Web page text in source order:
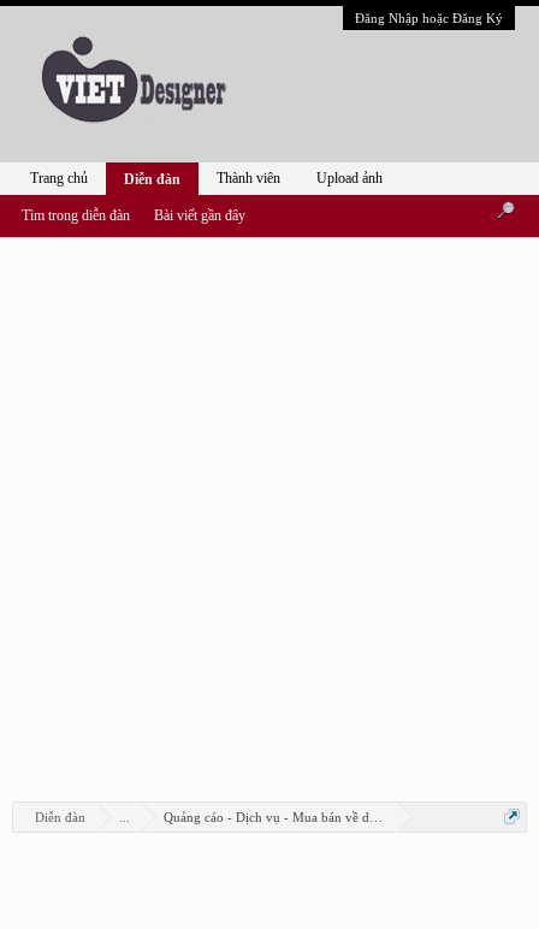
Đăng Nhập hoặc Đăng Ký
Diễn đàn Quảng cáo - Dịch vụ - Mua bán về design
Trang chủ Diễn đàn
Tìm trong diễn đàn Bài viết gần đây
Thành viên Upload ảnh